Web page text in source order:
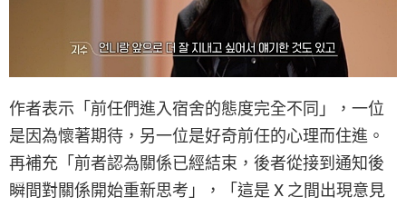
作者表示「前任們進入宿舍的態度完全不同」，一位
是因為懷著期待，另一位是好奇前任的心理而住進。
再補充「前者認為關係已經結束，後者從接到通知後
瞬間對關係開始重新思考」，「這是 X 之間出現意見